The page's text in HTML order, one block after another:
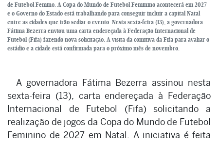
de Futebol Femino. A Copa do Mundo de Futebol Feminino acontecerá em 2027
e o Governo do Estado está trabalhando para conseguir incluir a capital Natal
entre as cidades que irão sediar o evento. Nesta sexta-feira (13), a governadora
Fátima Bezerra enviou uma carta endereçada à Federação Internacional de
Futebol (Fifa) fazendo nova solicitação. A visita da comitiva da Fifa para avaliar o
estádio e a cidade está confirmada para o próximo mês de novembro.
A governadora Fátima Bezerra assinou nesta
sexta-feira (13), carta endereçada à Federação
Internacional de Futebol (Fifa) solicitando a
realização de jogos da Copa do Mundo de Futebol
Feminino de 2027 em Natal. A iniciativa é feita